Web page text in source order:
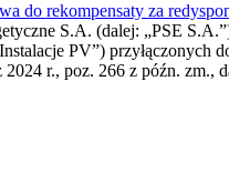
do rekompensaty za
S.A. (dalej: „PSE
PV”) przyłączonych
r., poz. 266 z późn. zm.,